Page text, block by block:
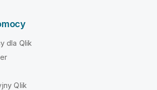
dla Qlik
Qlik